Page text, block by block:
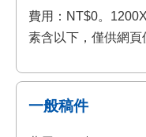
費用：NT$0。
素含以下，僅供網頁
一般稿件